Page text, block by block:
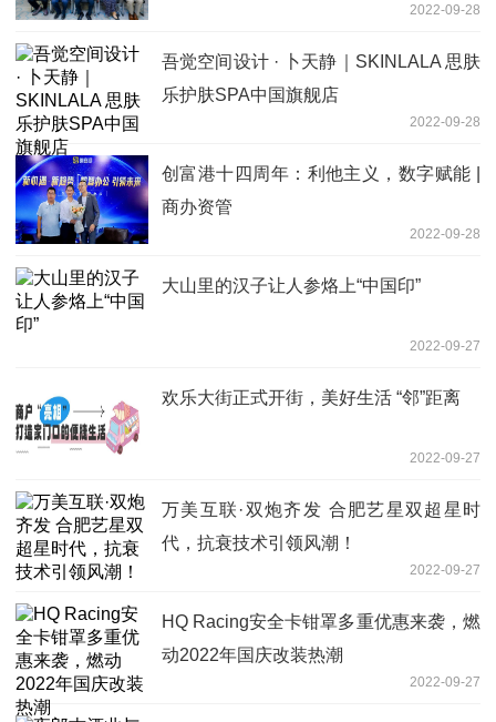
2022-09-28
吾觉空间设计 · 卜天静｜SKINLALA 思肤
乐护肤SPA中国旗舰店
2022-09-28
创富港十四周年：利他主义，数字赋能 |
商办资管
2022-09-28
大山里的汉子让人参烙上“中国印”
2022-09-27
欢乐大街正式开街，美好生活 “邻”距离
2022-09-27
万美互联·双炮齐发 合肥艺星双超星时
代，抗衰技术引领风潮！
2022-09-27
HQ Racing安全卡钳罩多重优惠来袭，燃
动2022年国庆改装热潮
2022-09-27